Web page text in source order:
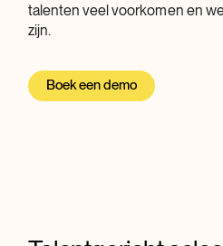
talenten veel voorkomen en
zijn.
Boek een demo